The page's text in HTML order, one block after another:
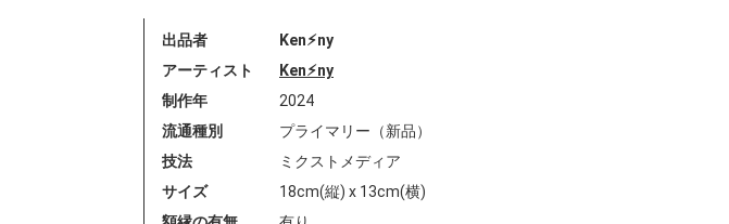
出品者
Ken⚡︎ny
アーティスト
Ken⚡︎ny
制作年
2024
流通種別
プライマリー（新品）
技法
ミクストメディア
サイズ
18cm(縦) x 13cm(横)